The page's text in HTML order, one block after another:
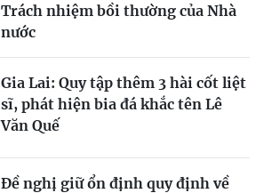
Trách nhiệm bồi thường của Nhà
nước
Gia Lai: Quy tập thêm 3 hài cốt liệt
sĩ, phát hiện bia đá khắc tên Lê
Văn Quế
Đề nghị giữ ổn định quy định về